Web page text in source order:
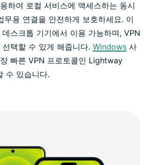
하여 로컬 서비스에 액세스하는 동시
무용 연결을 안전하게 보호하세요. 이
스크톱 기기에서 이용 가능하며, VPN
택할 수 있게 해줍니다. Windows 사
빠른 VPN 프로토콜인 Lightway
수 있습니다.